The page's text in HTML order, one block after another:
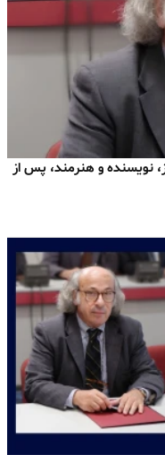
نویسنده و هنرمند، پس از